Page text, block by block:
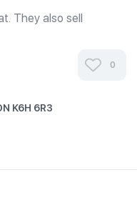
They also sell
biryani.
0
K6H 6R3